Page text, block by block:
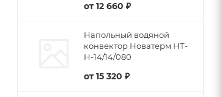
от12 660 ₽
Напольный водяной
конвектор Новатерм НТ-
Н-14/14/080
от15 320 ₽